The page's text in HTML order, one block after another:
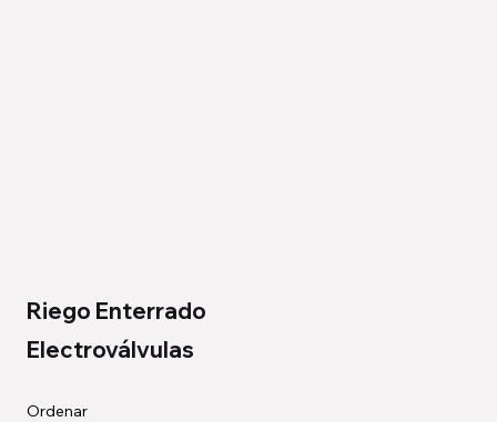
Riego Enterrado
Electroválvulas
Ordenar